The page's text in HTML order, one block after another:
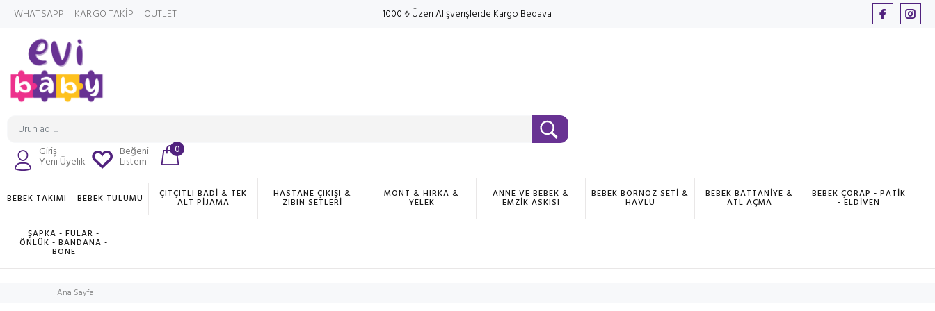
WHATSAPP KARGO TAKİP OUTLET 1000 ₺ Üzeri Alışverişlerde Kargo Bedava
Giriş
Yeni Üyelik
Beğeni
Listem
0
BEBEK TAKIMI BEBEK TULUMU ÇITÇITLI BADİ & TEK
ALT PİJAMA
HASTANE ÇIKIŞI &
ZIBIN SETLERİ
MONT & HIRKA &
YELEK
ANNE VE BEBEK &
EMZİK ASKISI
BEBEK BORNOZ SETİ &
HAVLU
BEBEK BATTANİYE &
ATL AÇMA
BEBEK ÇORAP - PATİK
- ELDİVEN
ŞAPKA - FULAR -
ÖNLÜK - BANDANA -
BONE
Ana Sayfa